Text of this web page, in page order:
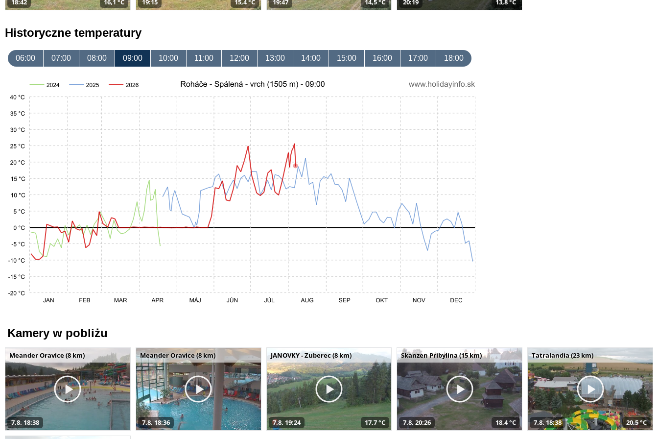
18:42 16,1 °C 19:15 15,4 °C 19:47 14,5 °C 20:19 13,8 °C
Historyczne temperatury
06:00 07:00 08:00 09:00 10:00 11:00 12:00 13:00 14:00 15:00 16:00 17:00 18:00
Kamery w pobliżu
Meander Oravice (8 km)
7.8. 18:38
Meander Oravice (8 km)
7.8. 18:36
JANOVKY - Zuberec (8 km)
7.8. 19:24 17,7 °C
Skanzen Pribylina (15 km)
7.8. 20:26 18,4 °C
Tatralandia (23 km)
7.8. 18:38 20,5 °C